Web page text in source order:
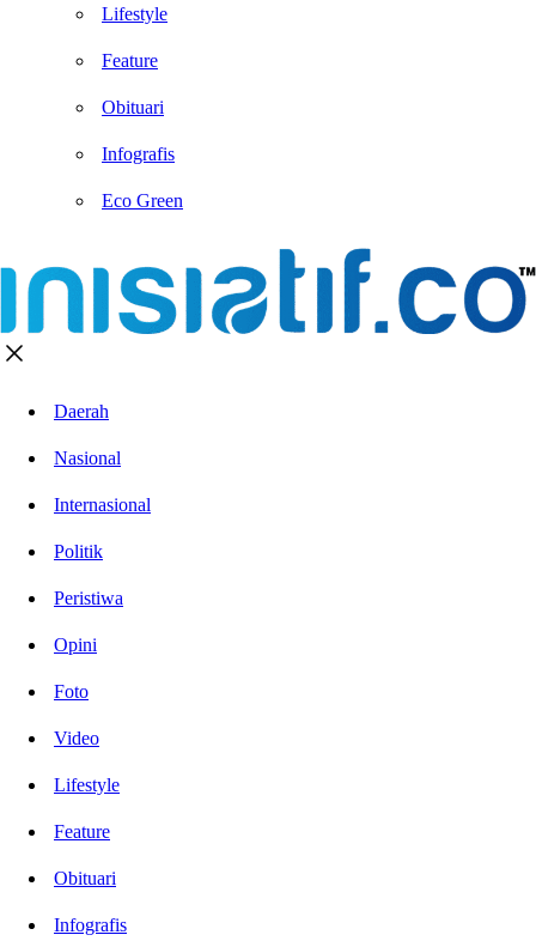
Lifestyle
Feature
Obituari
Infografis
Eco Green
Daerah
Nasional
Internasional
Politik
Peristiwa
Opini
Foto
Video
Lifestyle
Feature
Obituari
Infografis